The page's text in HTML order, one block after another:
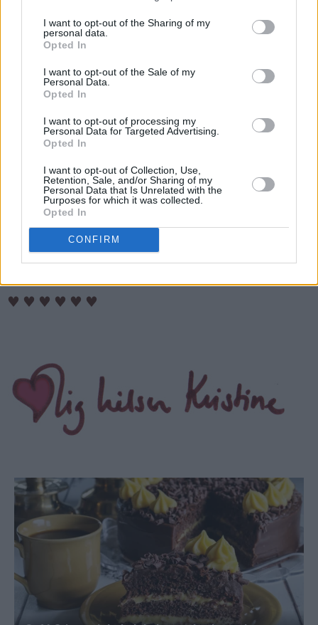
I want to opt-out of the Sharing of my
personal data.
Opted In
I want to opt-out of the Sale of my
Personal Data.
Opted In
I want to opt-out of processing my
Personal Data for Targeted Advertising.
Opted In
I want to opt-out of Collection, Use,
Retention, Sale, and/or Sharing of my
Personal Data that Is Unrelated with the
Purposes for which it was collected.
Opted In
CONFIRM
♥ ♥ ♥ ♥ ♥ ♥